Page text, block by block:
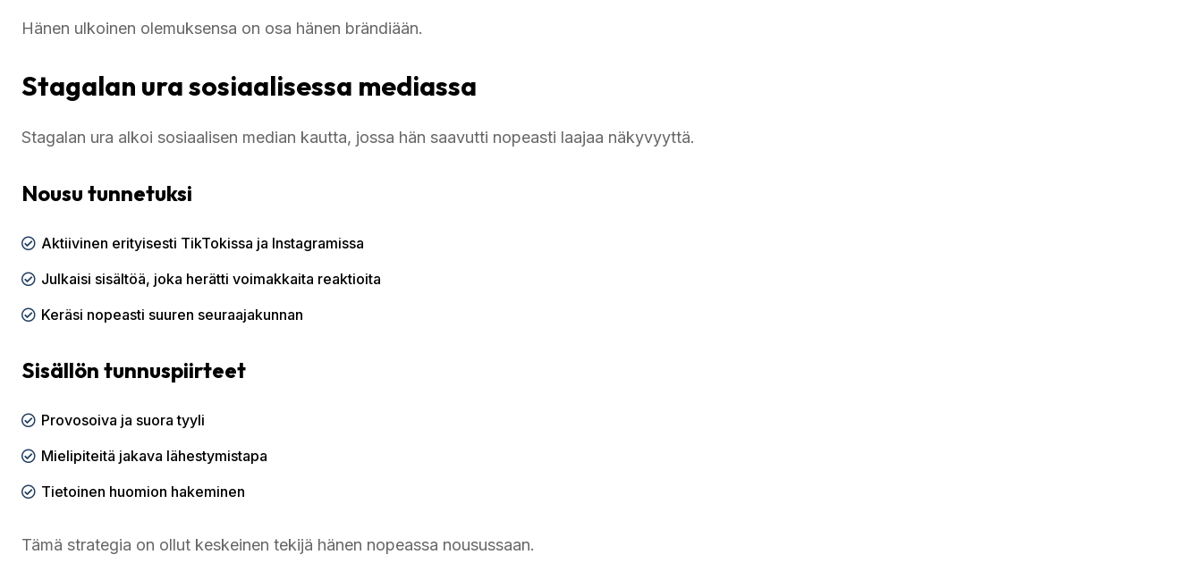
Hänen ulkoinen olemuksensa on osa hänen brändiään.
Stagalan ura sosiaalisessa mediassa
Stagalan ura alkoi sosiaalisen median kautta, jossa hän saavutti nopeasti laajaa näkyvyyttä.
Nousu tunnetuksi
Aktiivinen erityisesti TikTokissa ja Instagramissa
Julkaisi sisältöä, joka herätti voimakkaita reaktioita
Keräsi nopeasti suuren seuraajakunnan
Sisällön tunnuspiirteet
Provosoiva ja suora tyyli
Mielipiteitä jakava lähestymistapa
Tietoinen huomion hakeminen
Tämä strategia on ollut keskeinen tekijä hänen nopeassa nousussaan.